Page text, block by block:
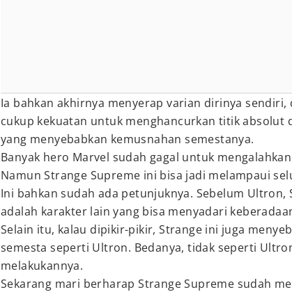
Ia bahkan akhirnya menyerap varian dirinya sendiri,
cukup kekuatan untuk menghancurkan titik absolut
yang menyebabkan kemusnahan semestanya.
Banyak hero Marvel sudah gagal untuk
Namun Strange Supreme ini bisa jadi melampaui
Ini bahkan sudah ada petunjuknya. Sebelum Ultron,
adalah karakter lain yang bisa menyadari
Selain itu, kalau dipikir-pikir, Strange ini juga
semesta seperti Ultron. Bedanya, tidak seperti
melakukannya.
Sekarang mari berharap Strange Supreme sudah